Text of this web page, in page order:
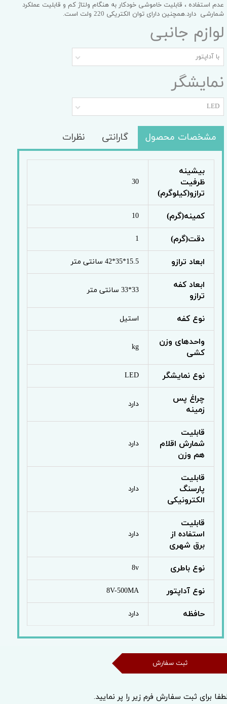
عدم استفاده ، قابلیت خاموشی خودکار به هنگام ولتاژ کم و قابلیت عملکرد
شمارشی دارد.همچنین دارای توان الکتریکی 220 ولت است.
لوازم جانبی
با آداپتور
نمایشگر
LED
مشخصات محصول گارانتی نظرات
بیشینه
ظرفیت
ترازو(کیلوگرم)
30
کمینه(گرم) 10
دقت(گرم) 1
ابعاد ترازو 15.5*35*42 سانتی متر
ابعاد کفه
ترازو
33*33 سانتی متر
نوع کفه استیل
واحدهای وزن
کشی
kg
نوع نمایشگر LED
چراغ پس
زمینه
دارد
قابلیت
شمارش اقلام
هم وزن
دارد
قابلیت
پارسنگ
الکترونیکی
دارد
قابلیت
استفاده از
برق شهری
دارد
نوع باطری 8v
نوع آداپتور 8V-500MA
حافظه دارد
برای ثبت سفارش فرم زیر را پر نمایید.
ثبت سفارش